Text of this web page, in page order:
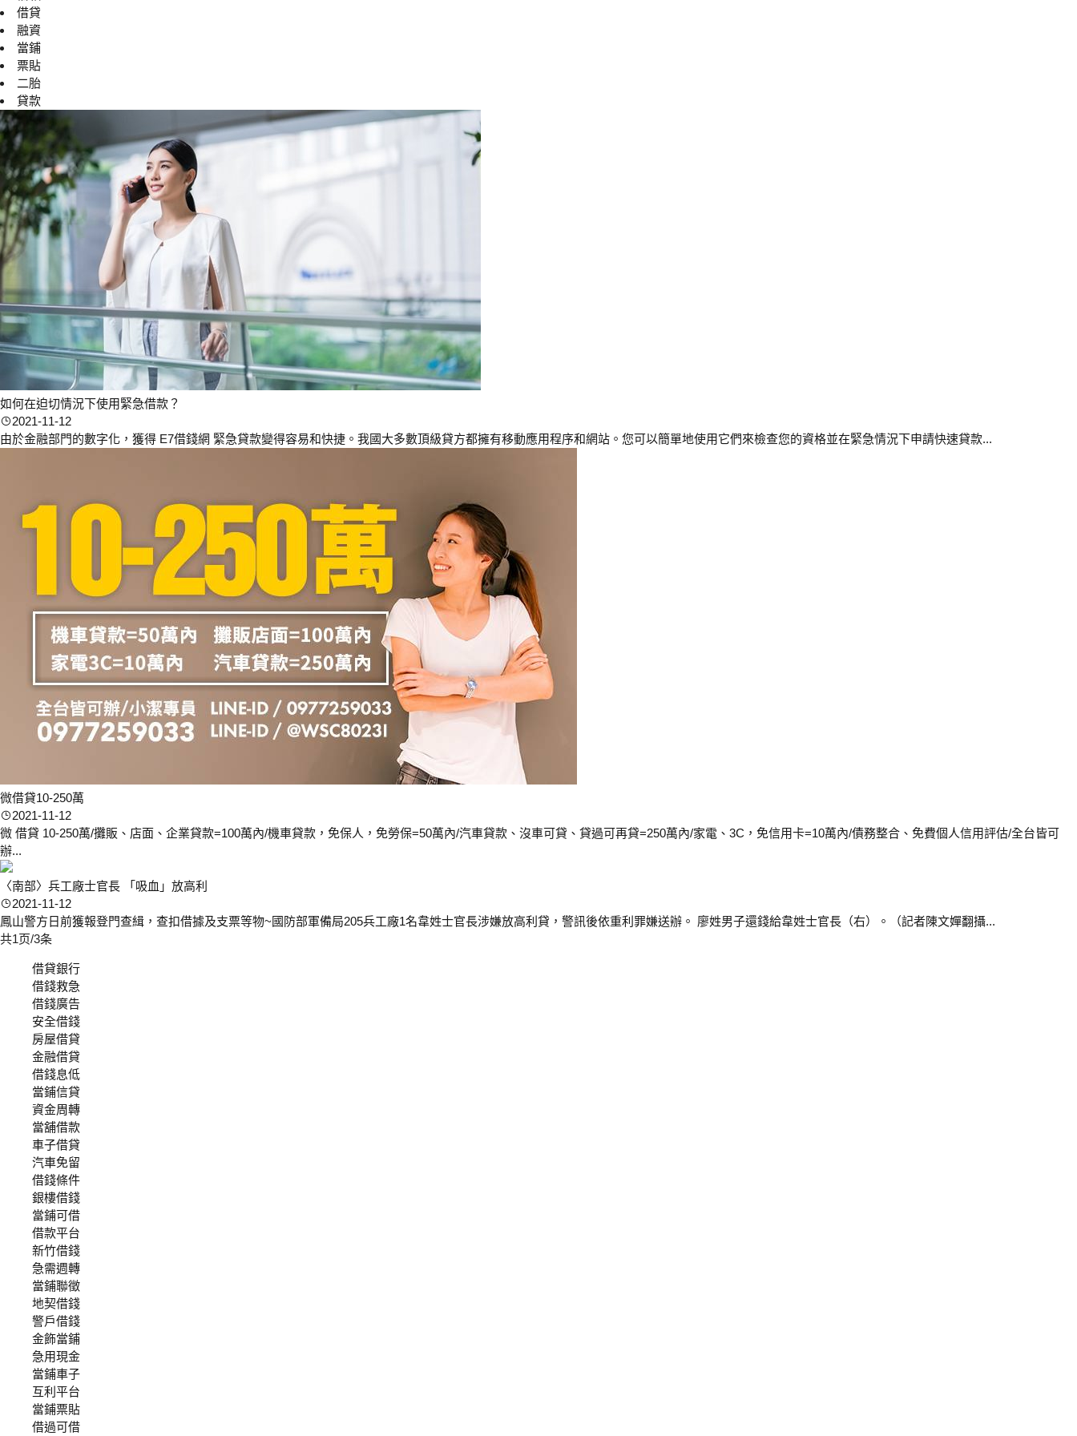
借貸
融資
當鋪
票貼
二胎
貸款
如何在迫切情況下使用緊急借款？
2021-11-12
由於金融部門的數字化，獲得 E7借錢網 緊急貸款變得容易和快捷。我國大多數頂級貸方都擁有移動應用程序和網站。您可以簡單地使用它們來檢查您的資格並在緊急情況下申請快速貸款...
微借貸10-250萬
2021-11-12
微 借貸 10-250萬/攤販、店面、企業貸款=100萬內/機車貸款，免保人，免勞保=50萬內/汽車貸款、沒車可貸、貸過可再貸=250萬內/家電、3C，免信用卡=10萬內/債務整合、免費個人信用評估/全台皆可
辦...
〈南部〉兵工廠士官長 「吸血」放高利
2021-11-12
鳳山警方日前獲報登門查緝，查扣借據及支票等物~國防部軍備局205兵工廠1名韋姓士官長涉嫌放高利貸，警訊後依重利罪嫌送辦。 廖姓男子還錢給韋姓士官長（右）。（記者陳文嬋翻攝...
共1页/3条
借貸銀行
借錢救急
借錢廣告
安全借錢
房屋借貸
金融借貸
借錢息低
當鋪信貸
資金周轉
當舖借款
車子借貸
汽車免留
借錢條件
銀樓借錢
當鋪可借
借款平台
新竹借錢
急需週轉
當鋪聯徵
地契借錢
警戶借錢
金飾當鋪
急用現金
當鋪車子
互利平台
當鋪票貼
借過可借